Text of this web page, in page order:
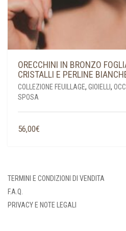
ORECCHINI IN BRONZO
CRISTALLI E PERLINE
COLLEZIONE FEUILLAGE, GIOIELLI ,
SPOSA
56,00€
TERMINI E CONDIZIONI DI VENDITA
F.A.Q.
PRIVACY E NOTE LEGALI